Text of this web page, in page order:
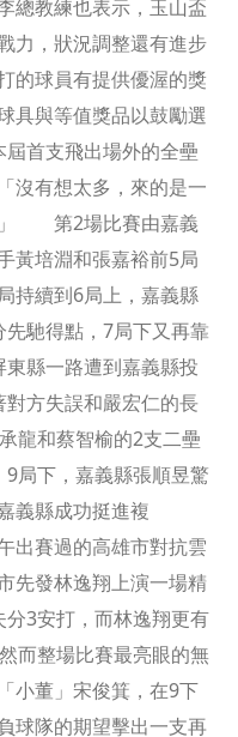
總教練也表示，玉山盃
力，狀況調整還有進步
的球員有提供優渥的獎
具與等值獎品以鼓勵選
首支飛出場外的全壘
沒有想太多，來的是一
」 第2場比賽由嘉義
黃培淵和張嘉裕前5局
持續到6局上，嘉義縣
馳得點，7局下又再靠
縣一路遭到嘉義縣投
方失誤和嚴宏仁的長
龍和蔡智榆的2支二壘
局下，嘉義縣張順昱驚
義縣成功挺進複
賽過的高雄市對抗雲
先發林逸翔上演一場精
3安打，而林逸翔更有
而整場比賽最亮眼的無
小董」宋俊箕，在9下
球隊的期望擊出一支再